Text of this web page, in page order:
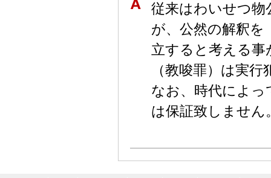
従来はわいせつ物
が、公然の解釈を
立すると考える
（教唆罪）は実
なお、時代によ
は保証致しません